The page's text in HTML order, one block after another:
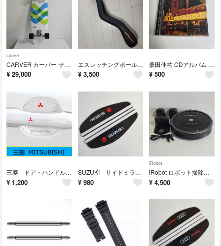
carver
CARVER カーバー サーフスケートボード TRITON 31 SIGNAL
¥ 29,000
エスレッチングポール S-retching pole⑥
¥ 3,500
桑田佳祐 CDアルバム TOP OF THE POPS DISC1
¥ 500
三菱 ドア・ハンドルプロテクター ドアガード
¥ 1,200
SUZUKI サイドミラーバイザー スモーク 2枚セット
¥ 980
iRobot
iRobot ロボット掃除機 Roomba ルンバ 880
¥ 4,500